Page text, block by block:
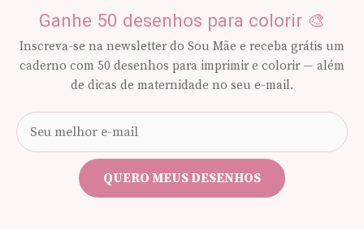
Ganhe 50 desenhos para colorir 🎨
Inscreva-se na newsletter do Sou Mãe e receba grátis um
caderno com 50 desenhos para imprimir e colorir — além
de dicas de maternidade no seu e-mail.
e-
mail
QUERO MEUS DESENHOS